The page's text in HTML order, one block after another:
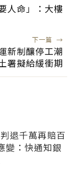
人命」：大樓
下一篇 →
新制釀停工潮
署擬給緩衝期
退千萬再賠百
變：快通知銀